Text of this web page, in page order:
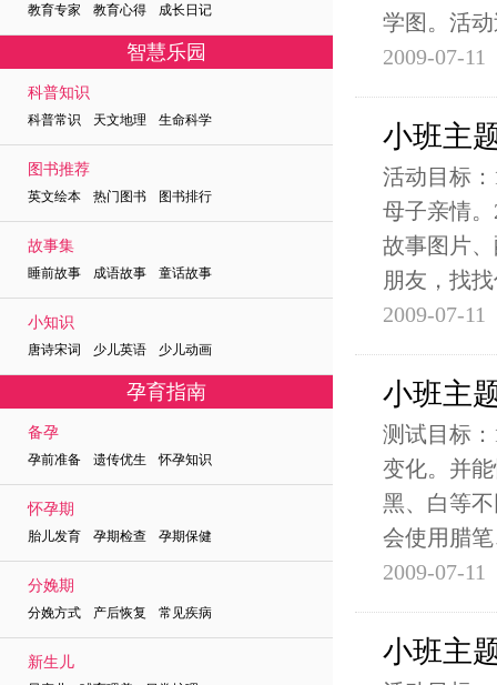
教育专家 教育心得 成长日记
智慧乐园
科普知识
科普常识 天文地理 生命科学
图书推荐
英文绘本 热门图书 图书排行
故事集
睡前故事 成语故事 童话故事
小知识
唐诗宋词 少儿英语 少儿动画
孕育指南
备孕
孕前准备 遗传优生 怀孕知识
怀孕期
胎儿发育 孕期检查 孕期保健
分娩期
分娩方式 产后恢复 常见疾病
新生儿
学图。活
2009-07-11
小班主
活动目标
母子亲情
故事图片
朋友，找
2009-07-11
小班主
测试目标
变化。并
黑、白等
会使用腊
2009-07-11
小班主